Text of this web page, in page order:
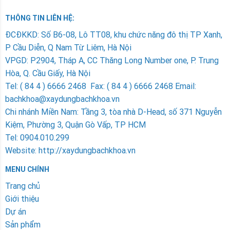
THÔNG TIN LIÊN HỆ:
ÐCÐKKD: Số B6-08, Lô TT08, khu chức năng đô thị TP Xanh,
P Cầu Diễn, Q Nam Từ Liêm, Hà Nội
VPGD: P2904, Tháp A, CC Thăng Long Number one, P. Trung
Hòa, Q. Cầu Giấy, Hà Nội
Tel: ( 84 4 ) 6666 2468 Fax: ( 84 4 ) 6666 2468 Email:
bachkhoa@xaydungbachkhoa.vn
Chi nhánh Miền Nam: Tầng 3, tòa nhà D-Head, số 371 Nguyễn
Kiệm, Phường 3, Quận Gò Vấp, TP HCM
Tel: 0904.010.299
Website: http://xaydungbachkhoa.vn
MENU CHÍNH
Trang chủ
Giới thiệu
Dự án
Sản phẩm